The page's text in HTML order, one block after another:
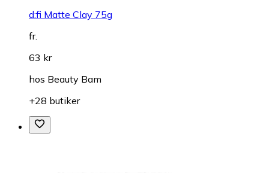
d:fi Matte Clay 75g
fr.
63 kr
hos Beauty Bam
+28 butiker